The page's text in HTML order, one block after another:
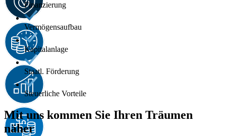
Finanzierung
Vermögensaufbau
Kapitalanlage
Staatl. Förderung
Steuerliche Vorteile
Mit uns kommen Sie Ihren Träumen
näher